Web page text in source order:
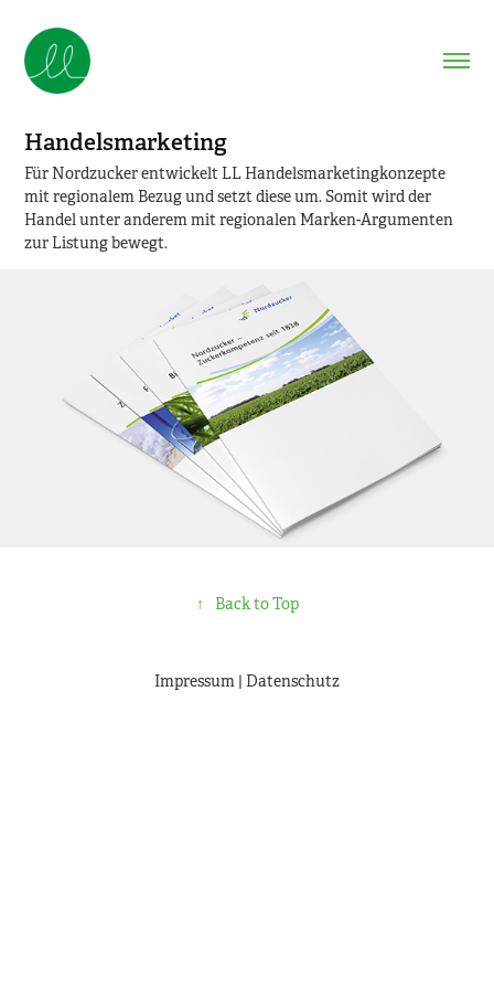
Handelsmarketing
Für Nordzucker entwickelt LL Handelsmarketingkonzepte
mit regionalem Bezug und setzt diese um. Somit wird der
Handel unter anderem mit regionalen Marken-Argumenten
zur Listung bewegt.
↑ Back to Top
Impressum | Datenschutz